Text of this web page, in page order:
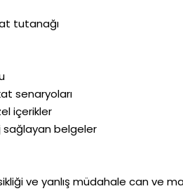
tutanağı
senaryoları
içerikler
belgeler
ve yanlış müdahale can ve